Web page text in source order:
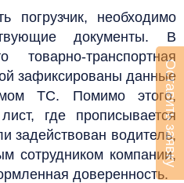
погрузчик, необходимо
документы. В
транспортная
зафиксированы данные
ТС. Помимо этого,
где прописывается
задействован водитель,
сотрудником компании,
доверенность.
Оставить заявку